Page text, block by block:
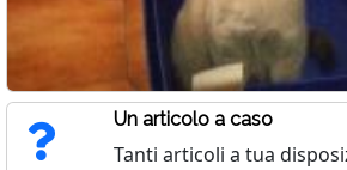
Un articolo a caso
Tanti articoli a tua